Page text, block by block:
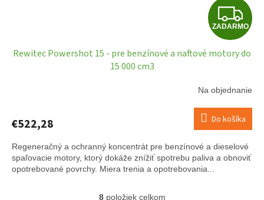
Z
A
D
A
R
M
O
ZADARMO
Rewitec Powershot 15 - pre benzínové a naftové motory do
15 000 cm3
Na objednanie
€522,28 Do košíka
Regeneračný a ochranný koncentrát pre benzínové a dieselové
spaľovacie motory, ktorý dokáže znížiť spotrebu paliva a obnoviť
opotrebované povrchy. Miera trenia a opotrebovania...
8položiek celkom